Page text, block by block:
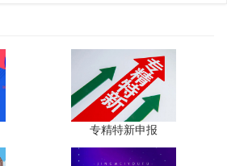
术中心认定、省市工业设计中心认
定、专精特新中小企业、专精特新“小
研发费用加计扣除、 两化融合贯标
价入库、创新创业大赛、专利奖、科
科技成果转化等服务。关注【科
取最新科技项目资讯!专精特新申报